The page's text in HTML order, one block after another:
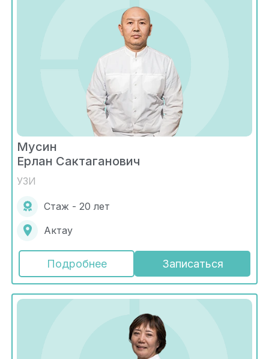
Мусин
Ерлан Сактаганович
УЗИ
Стаж - 20 лет
Актау
Подробнее Записаться